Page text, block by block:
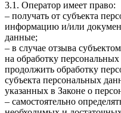
3.1. Оператор имеет право:
– получать от субъекта
информацию и/или
данные;
– в случае отзыва
на обработку
продолжить обработку
субъекта персональных
указанных в Законе о
– самостоятельно